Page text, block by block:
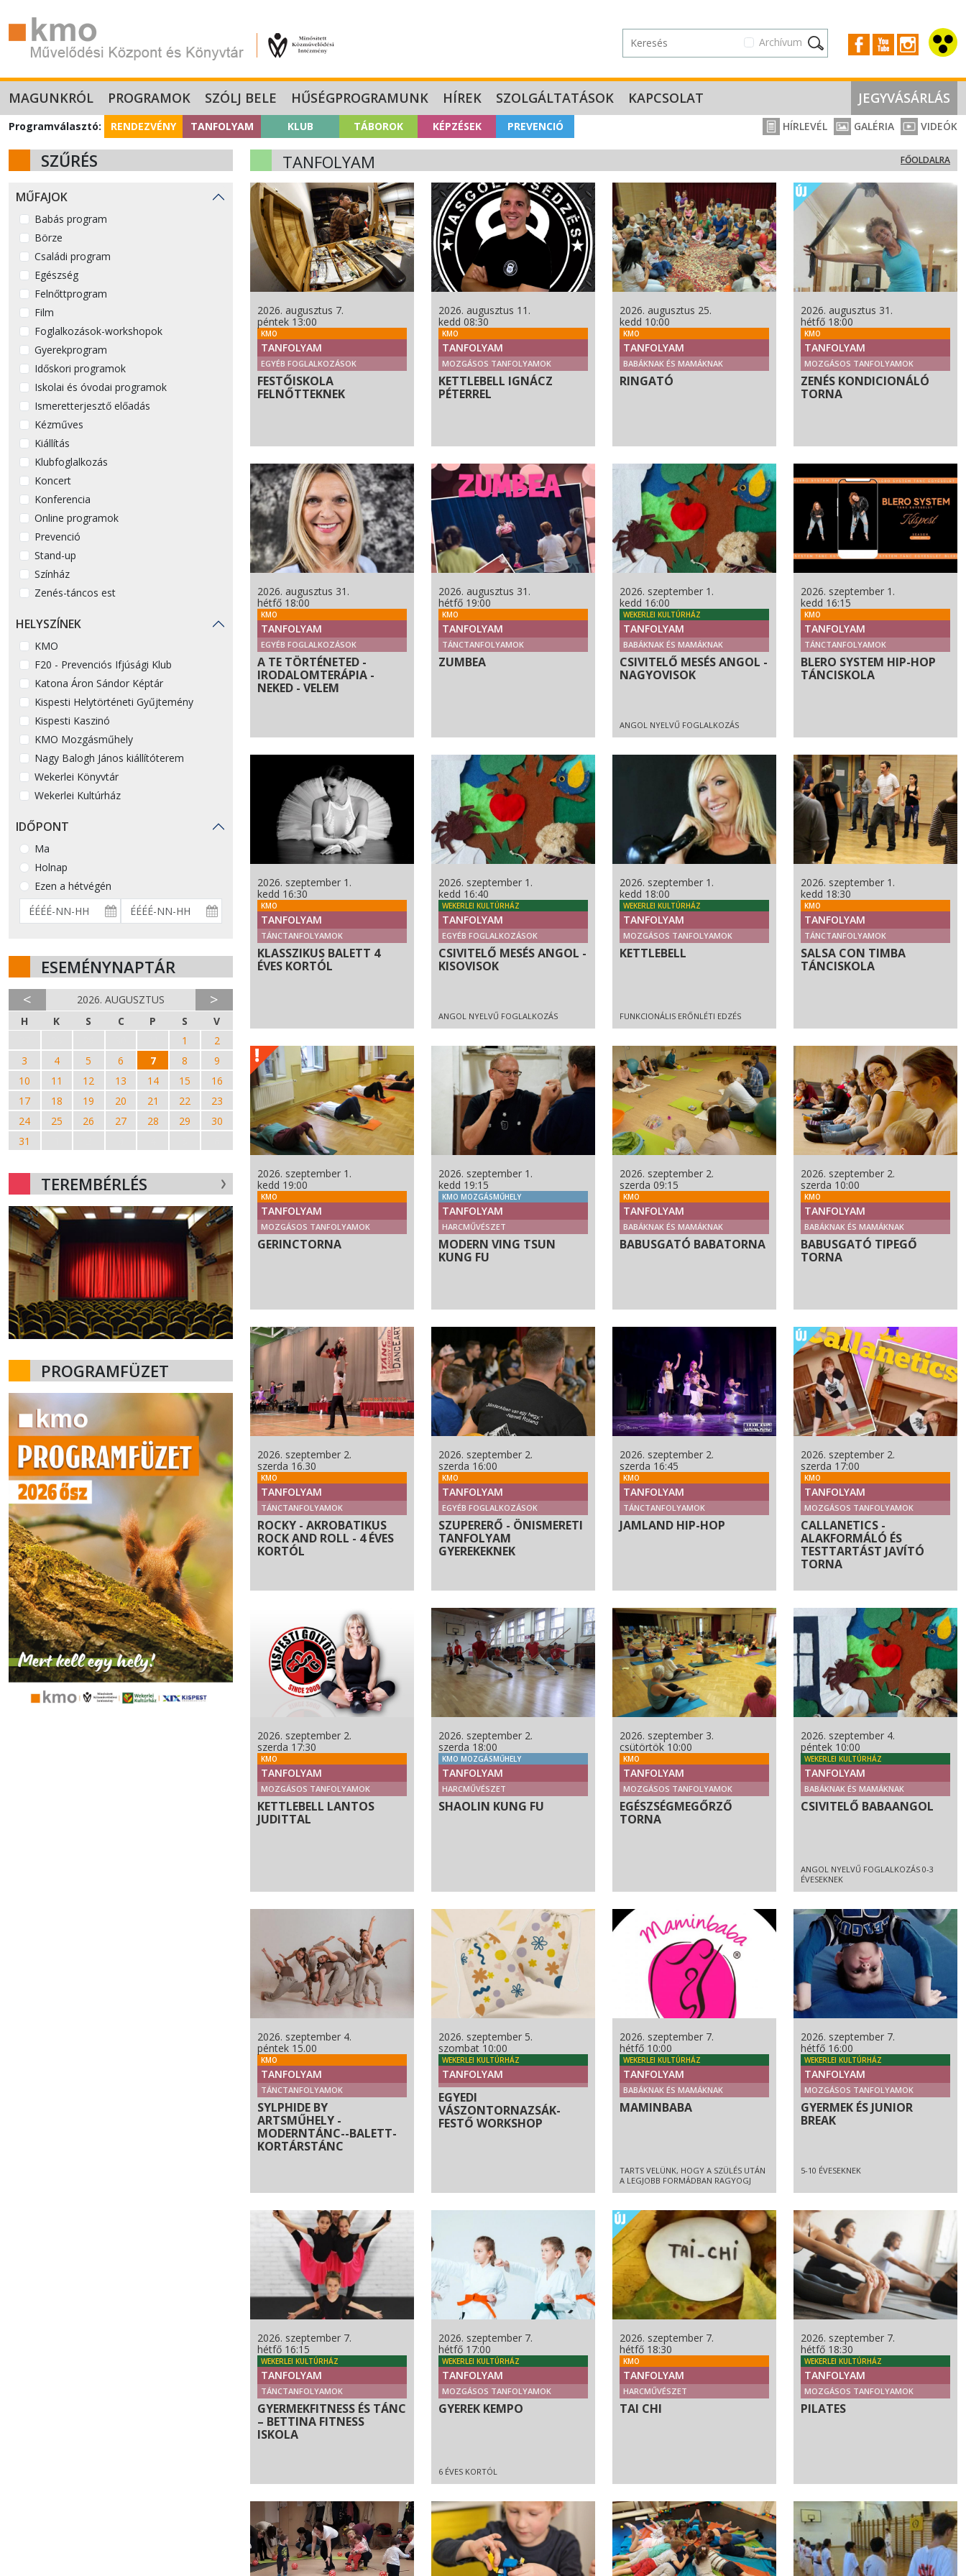
Archívum
MAGUNKRÓL PROGRAMOK SZÓLJ BELE HŰSÉGPROGRAMUNK HÍREK SZOLGÁLTATÁSOK KAPCSOLAT JEGYVÁSÁRLÁS
Programválasztó: RENDEZVÉNY TANFOLYAM KLUB TÁBOROK KÉPZÉSEK PREVENCIÓ HÍRLEVÉL GALÉRIA VIDEÓK
SZŰRÉS
MŰFAJOK
Babás program
Börze
Családi program
Egészség
Felnőttprogram
Film
Foglalkozások-workshopok
Gyerekprogram
Időskori programok
Iskolai és óvodai programok
Ismeretterjesztő előadás
Kézműves
Kiállítás
Klubfoglalkozás
Koncert
Konferencia
Online programok
Prevenció
Stand-up
Színház
Zenés-táncos est
HELYSZÍNEK
KMO
F20 - Prevenciós Ifjúsági Klub
Katona Áron Sándor Képtár
Kispesti Helytörténeti Gyűjtemény
Kispesti Kaszinó
KMO Mozgásműhely
Nagy Balogh János kiállítóterem
Wekerlei Könyvtár
Wekerlei Kultúrház
IDŐPONT
Ma
Holnap
Ezen a hétvégén
ESEMÉNYNAPTÁR
< 2026. AUGUSZTUS >
H K S C P S
V
1
2
3
4 5 6 7 8
9
10
11 12 13 14 15
16
17
18 19 20 21 22
23
24
25 26 27 28 29
30
31
TEREMBÉRLÉS
PROGRAMFÜZET
TANFOLYAM FŐOLDALRA
2026. augusztus 7.
péntek 13:00
KMO
TANFOLYAM
EGYÉB FOGLALKOZÁSOK
FESTŐISKOLA
FELNŐTTEKNEK
2026. augusztus 11.
kedd 08:30
KMO
TANFOLYAM
MOZGÁSOS TANFOLYAMOK
KETTLEBELL IGNÁCZ
PÉTERREL
2026. augusztus 25.
kedd 10:00
KMO
TANFOLYAM
BABÁKNAK ÉS MAMÁKNAK
RINGATÓ
2026. augusztus 31.
hétfő 18:00
KMO
TANFOLYAM
MOZGÁSOS TANFOLYAMOK
ZENÉS KONDICIONÁLÓ
TORNA
2026. augusztus 31.
hétfő 18:00
KMO
TANFOLYAM
EGYÉB FOGLALKOZÁSOK
A TE TÖRTÉNETED -
IRODALOMTERÁPIA -
NEKED - VELEM
2026. augusztus 31.
hétfő 19:00
KMO
TANFOLYAM
TÁNCTANFOLYAMOK
ZUMBEA
2026. szeptember 1.
kedd 16:00
WEKERLEI KULTÚRHÁZ
TANFOLYAM
BABÁKNAK ÉS MAMÁKNAK
CSIVITELŐ MESÉS ANGOL -
NAGYOVISOK
ANGOL NYELVŰ FOGLALKOZÁS
2026. szeptember 1.
kedd 16:15
KMO
TANFOLYAM
TÁNCTANFOLYAMOK
BLERO SYSTEM HIP-HOP
TÁNCISKOLA
2026. szeptember 1.
kedd 16:30
KMO
TANFOLYAM
TÁNCTANFOLYAMOK
KLASSZIKUS BALETT 4
ÉVES KORTÓL
2026. szeptember 1.
kedd 16:40
WEKERLEI KULTÚRHÁZ
TANFOLYAM
EGYÉB FOGLALKOZÁSOK
CSIVITELŐ MESÉS ANGOL -
KISOVISOK
ANGOL NYELVŰ FOGLALKOZÁS
2026. szeptember 1.
kedd 18:00
WEKERLEI KULTÚRHÁZ
TANFOLYAM
MOZGÁSOS TANFOLYAMOK
KETTLEBELL
FUNKCIONÁLIS ERŐNLÉTI EDZÉS
2026. szeptember 1.
kedd 18:30
KMO
TANFOLYAM
TÁNCTANFOLYAMOK
SALSA CON TIMBA
TÁNCISKOLA
2026. szeptember 1.
kedd 19:00
KMO
TANFOLYAM
MOZGÁSOS TANFOLYAMOK
GERINCTORNA
2026. szeptember 1.
kedd 19:15
KMO MOZGÁSMŰHELY
TANFOLYAM
HARCMŰVÉSZET
MODERN VING TSUN
KUNG FU
2026. szeptember 2.
szerda 09:15
KMO
TANFOLYAM
BABÁKNAK ÉS MAMÁKNAK
BABUSGATÓ BABATORNA
2026. szeptember 2.
szerda 10:00
KMO
TANFOLYAM
BABÁKNAK ÉS MAMÁKNAK
BABUSGATÓ TIPEGŐ
TORNA
2026. szeptember 2.
szerda 16.30
KMO
TANFOLYAM
TÁNCTANFOLYAMOK
ROCKY - AKROBATIKUS
ROCK AND ROLL - 4 ÉVES
KORTÓL
2026. szeptember 2.
szerda 16:00
KMO
TANFOLYAM
EGYÉB FOGLALKOZÁSOK
SZUPERERŐ - ÖNISMERETI
TANFOLYAM
GYEREKEKNEK
2026. szeptember 2.
szerda 16:45
KMO
TANFOLYAM
TÁNCTANFOLYAMOK
JAMLAND HIP-HOP
2026. szeptember 2.
szerda 17:00
KMO
TANFOLYAM
MOZGÁSOS TANFOLYAMOK
CALLANETICS -
ALAKFORMÁLÓ ÉS
TESTTARTÁST JAVÍTÓ
TORNA
2026. szeptember 2.
szerda 17:30
KMO
TANFOLYAM
MOZGÁSOS TANFOLYAMOK
KETTLEBELL LANTOS
JUDITTAL
2026. szeptember 2.
szerda 18:00
KMO MOZGÁSMŰHELY
TANFOLYAM
HARCMŰVÉSZET
SHAOLIN KUNG FU
2026. szeptember 3.
csütörtök 10:00
KMO
TANFOLYAM
MOZGÁSOS TANFOLYAMOK
EGÉSZSÉGMEGŐRZŐ
TORNA
2026. szeptember 4.
péntek 10:00
WEKERLEI KULTÚRHÁZ
TANFOLYAM
BABÁKNAK ÉS MAMÁKNAK
CSIVITELŐ BABAANGOL
ANGOL NYELVŰ FOGLALKOZÁS 0-3
ÉVESEKNEK
2026. szeptember 4.
péntek 15.00
KMO
TANFOLYAM
TÁNCTANFOLYAMOK
SYLPHIDE BY
ARTSMŰHELY -
MODERNTÁNC--BALETT-
KORTÁRSTÁNC
2026. szeptember 5.
szombat 10:00
WEKERLEI KULTÚRHÁZ
TANFOLYAM
EGYEDI
VÁSZONTORNAZSÁK-
FESTŐ WORKSHOP
2026. szeptember 7.
hétfő 10:00
WEKERLEI KULTÚRHÁZ
TANFOLYAM
BABÁKNAK ÉS MAMÁKNAK
MAMINBABA
TARTS VELÜNK, HOGY A SZÜLÉS UTÁN
A LEGJOBB FORMÁDBAN RAGYOGJ
2026. szeptember 7.
hétfő 16:00
WEKERLEI KULTÚRHÁZ
TANFOLYAM
MOZGÁSOS TANFOLYAMOK
GYERMEK ÉS JUNIOR
BREAK
5-10 ÉVESEKNEK
2026. szeptember 7.
hétfő 16:15
WEKERLEI KULTÚRHÁZ
TANFOLYAM
TÁNCTANFOLYAMOK
GYERMEKFITNESS ÉS TÁNC
– BETTINA FITNESS
ISKOLA
2026. szeptember 7.
hétfő 17:00
WEKERLEI KULTÚRHÁZ
TANFOLYAM
MOZGÁSOS TANFOLYAMOK
GYEREK KEMPO
6 ÉVES KORTÓL
2026. szeptember 7.
hétfő 18:30
KMO
TANFOLYAM
HARCMŰVÉSZET
TAI CHI
2026. szeptember 7.
hétfő 18:30
WEKERLEI KULTÚRHÁZ
TANFOLYAM
MOZGÁSOS TANFOLYAMOK
PILATES